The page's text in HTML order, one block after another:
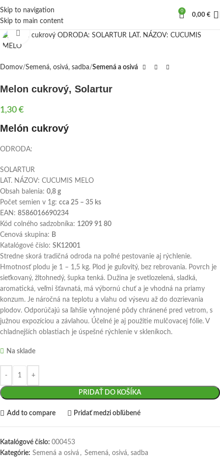
Skip to navigation
Skip to main content
0
0,00 €
Kliknite sem ak chcete zväčšiť
Domov Semená, osivá, sadba Semená a osivá
Melon cukrový, Solartur
1,30 €
Melón cukrový
ODRODA:
SOLARTUR
LAT. NÁZOV: CUCUMIS MELO
Obsah balenia: 0,8 g
Počet semien v 1g: cca 25 – 35 ks
EAN: 8586016690234
Kód colného sadzobníka: 1209 91 80
Cenová skupina: B
Katalógové číslo: SK12001
Stredne skorá tradičná odroda na poľné pestovanie aj rýchlenie.
Hmotnosť plodu je 1 – 1,5 kg. Plod je guľovitý, bez rebrovania. Povrch je
sieťkovaný, žltohnedý, šupka tenká. Dužina je svetlozelená, sladká,
aromatická, veľmi šťavnatá, má výbornú chuť a je vhodná na priamy
konzum. Je náročná na teplotu a vlahu od výsevu až do dozrievania
plodov. Odporúčajú sa ľahšie vyhnojené pôdy chránené pred vetrom, s
južnou expozíciou a závlahou. Účelné je aj použitie mulčovacej fólie. V
chladnejších oblastiach je úspešné rýchlenie v skleníkoch.
Na sklade
PRIDAŤ DO KOŠÍKA
Add to compare Pridať medzi obľúbené
Katalógové číslo: 000453
Kategórie: Semená a osivá , Semená, osivá, sadba